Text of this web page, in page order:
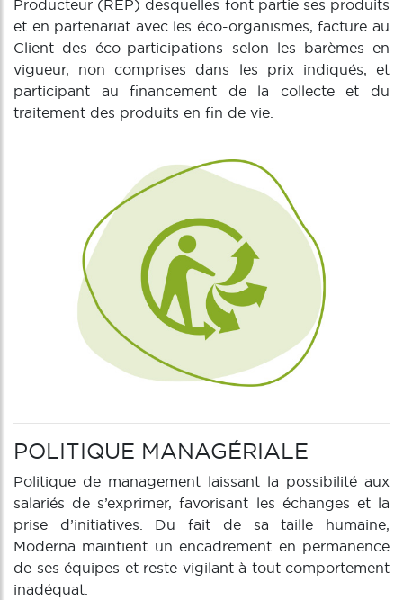
Producteur (REP) desquelles font partie ses produits
et en partenariat avec les éco-organismes, facture au
Client des éco-participations selon les barèmes en
vigueur, non comprises dans les prix indiqués, et
participant au financement de la collecte et du
traitement des produits en fin de vie.
POLITIQUE MANAGÉRIALE
Politique de management laissant la possibilité aux
salariés de s’exprimer, favorisant les échanges et la
prise d’initiatives. Du fait de sa taille humaine,
Moderna maintient un encadrement en permanence
de ses équipes et reste vigilant à tout comportement
inadéquat.